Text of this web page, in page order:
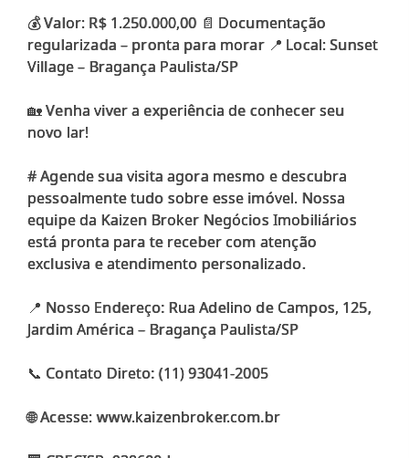
💰 Valor: R$ 1.250.000,00 📄 Documentação
regularizada – pronta para morar 📍 Local: Sunset
Village – Bragança Paulista/SP
🏡 Venha viver a experiência de conhecer seu
novo lar!
# Agende sua visita agora mesmo e descubra
pessoalmente tudo sobre esse imóvel. Nossa
equipe da Kaizen Broker Negócios Imobiliários
está pronta para te receber com atenção
exclusiva e atendimento personalizado.
📍 Nosso Endereço: Rua Adelino de Campos, 125,
Jardim América – Bragança Paulista/SP
📞 Contato Direto: (11) 93041-2005
🌐 Acesse: www.kaizenbroker.com.br